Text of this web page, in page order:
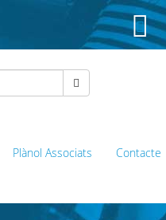
Plànol Associats Contacte